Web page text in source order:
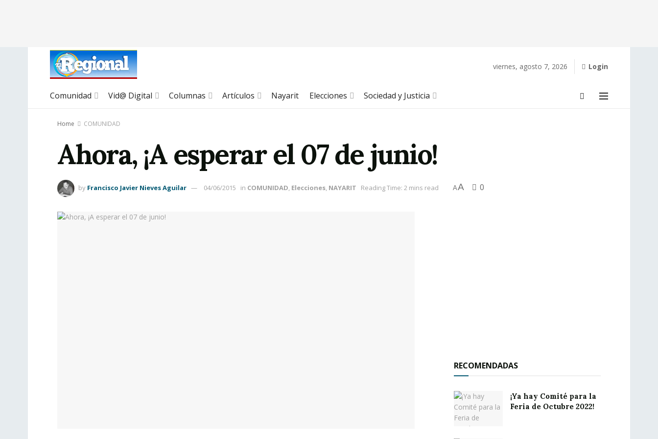
viernes, agosto 7, 2026 Login
Comunidad Vid@ Digital Columnas Artículos Nayarit Elecciones Sociedad y Justicia
Home COMUNIDAD
Ahora, ¡A esperar el 07 de junio!
by Francisco Javier Nieves Aguilar 04/06/2015 in COMUNIDAD, Elecciones, NAYARIT Reading Time: 2 mins read AA 0
RECOMENDADAS
¡Ya hay Comité para la
Feria de Octubre 2022!